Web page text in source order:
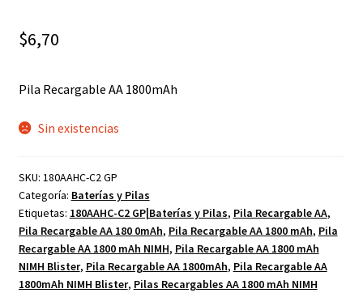
$6,70
Pila Recargable AA 1800mAh
Sin existencias
SKU: 180AAHC-C2 GP
Categoría: Baterías y Pilas
Etiquetas: 180AAHC-C2 GP|Baterías y Pilas, Pila Recargable AA,
Pila Recargable AA 180 0mAh, Pila Recargable AA 1800 mAh, Pila
Recargable AA 1800 mAh NIMH, Pila Recargable AA 1800 mAh
NIMH Blister, Pila Recargable AA 1800mAh, Pila Recargable AA
1800mAh NIMH Blister, Pilas Recargables AA 1800 mAh NIMH